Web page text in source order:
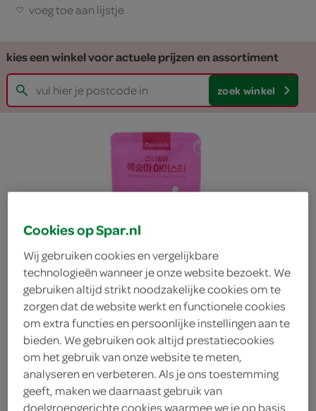
voeg toe aan lijstje
kies een winkel voor actuele prijzen en assortiment
zoek winkel
Cookies op Spar.nl
Wij gebruiken cookies en vergelijkbare
technologieën wanneer je onze website bezoekt. We
gebruiken altijd strikt noodzakelijke cookies om te
zorgen dat de website werkt en functionele cookies
om extra functies en persoonlijke instellingen aan te
bieden. We gebruiken ook altijd prestatiecookies
om het gebruik van onze website te meten,
analyseren en verbeteren. Als je ons toestemming
geeft, maken we daarnaast gebruik van
doelgroepgerichte cookies waarmee we je op basis